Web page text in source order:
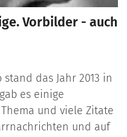
Vorbilder - auch
das Jahr 2013 in
es einige
und viele Zitate
und auf